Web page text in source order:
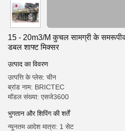
15 - 20m3/M कुचल सामग्री के
डबल शाफ्ट मिक्सर
उत्पाद का विवरण
उत्पत्ति के प्लेस: चीन
ब्रांड नाम: BRICTEC
मॉडल संख्या: एसजे3600
भुगतान और शिपिंग की शर्तें
न्यूनतम आदेश मात्रा: 1 सेट